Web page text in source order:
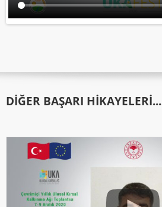
DIĞER BAŞARI HIKAYELERI...